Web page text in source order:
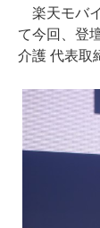
楽天モバ
て今回、登
介護 代表取